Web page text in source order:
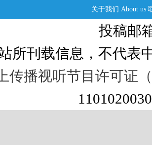
关于我们 About us
投稿邮
所刊载信息，不代表
传播视听节目许可证